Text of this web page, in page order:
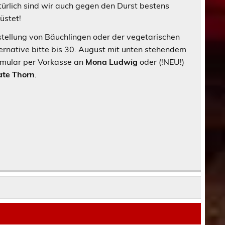
sind wir auch gegen den Durst bestens
von Bäuchlingen oder der vegetarischen
bitte bis 30. August mit unten stehendem
per Vorkasse an Mona Ludwig oder (!NEU!)
Thorn.